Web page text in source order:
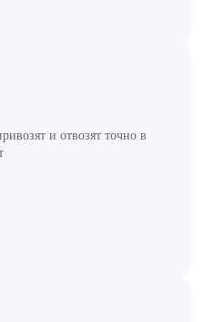
и отвозят точно в